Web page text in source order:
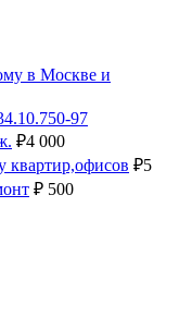
в Москве и
97
₽4 000
квартир,офисов ₽5
₽ 500